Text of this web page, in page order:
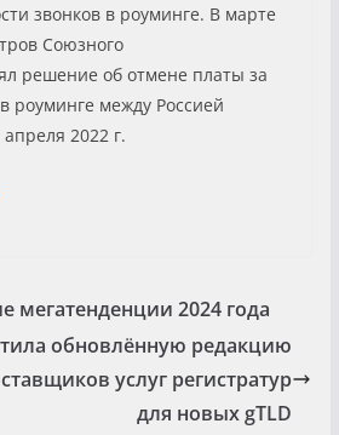
звонков в роуминге. В марте
Союзного
решение об отмене платы за
роуминге между Россией
2022 г.
мегатенденции 2024 года
обновлённую редакцию
услуг регистратур
для новых gTLD